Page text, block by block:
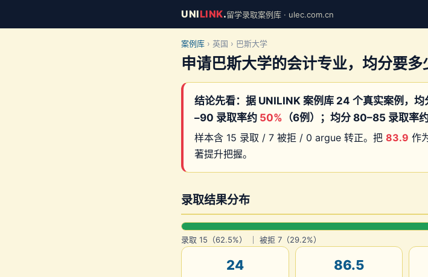
UNILINK.留学录取案例库 · ulec.com.cn
案例库 › 英国 › 巴斯大学
申请巴斯大学的会计专业，均分要多
结论先看：据 UNILINK 案例库 24 个真实案例，
–90 录取率约 50% （6例）；均分 80–85 录取率
样本含 15 录取 / 7 被拒 / 0 argue 转正。把 83.9 作
著提升把握。
录取结果分布
录取 15（62.5%） ｜ 被拒 7（29.2%）
24 86.5